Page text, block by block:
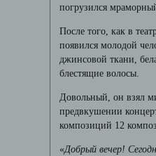
погрузился
После того, как в
появился молодой
джинсовой ткани,
блестящие волосы.
Довольный, он взял
предвкушении
композиций 12
«Добрый вечер!